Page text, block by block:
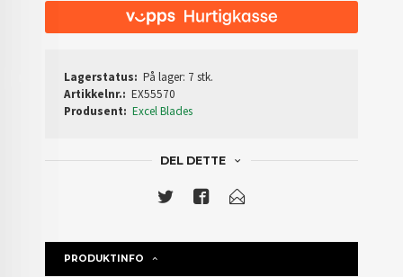
Lagerstatus: På lager: 7 stk.
Artikkelnr.: EX55570
Produsent: Excel Blades
DEL DETTE
PRODUKTINFO